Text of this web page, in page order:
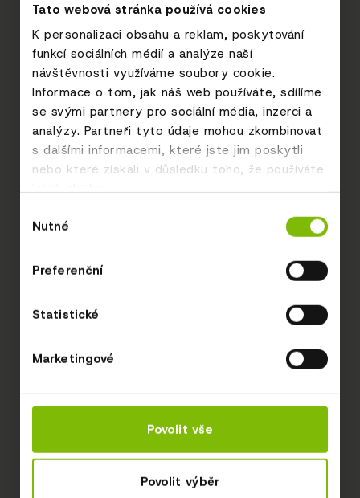
Tato webová stránka používá cookies
K personalizaci obsahu a reklam, poskytování
funkcí sociálních médií a analýze naší
návštěvnosti využíváme soubory cookie.
Informace o tom, jak náš web používáte, sdílíme
se svými partnery pro sociální média, inzerci a
analýzy. Partneři tyto údaje mohou zkombinovat
s dalšími informacemi, které jste jim poskytli
nebo které získali v důsledku toho, že používáte
jejich služby.
souhlasu
Nutné
Preferenční
Statistické
Marketingové
Povolit vše
Povolit výběr